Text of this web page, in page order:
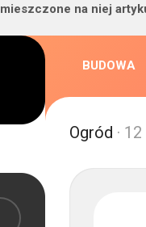
na niej
BUDOWA
Ogród ·